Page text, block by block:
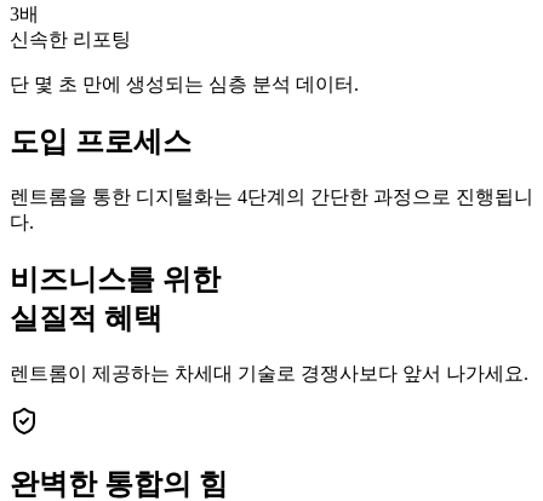
3배
신속한 리포팅
단 몇 초 만에 생성되는 심층 분석 데이터.
도입 프로세스
렌트롬을 통한 디지털화는 4단계의 간단한 과정으로 진행됩니
다.
비즈니스를 위한
실질적 혜택
렌트롬이 제공하는 차세대 기술로 경쟁사보다 앞서 나가세요.
완벽한 통합의 힘